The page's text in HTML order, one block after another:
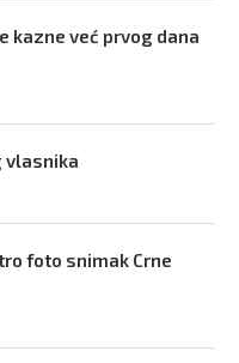
kazne već prvog dana
vlasnika
foto snimak Crne